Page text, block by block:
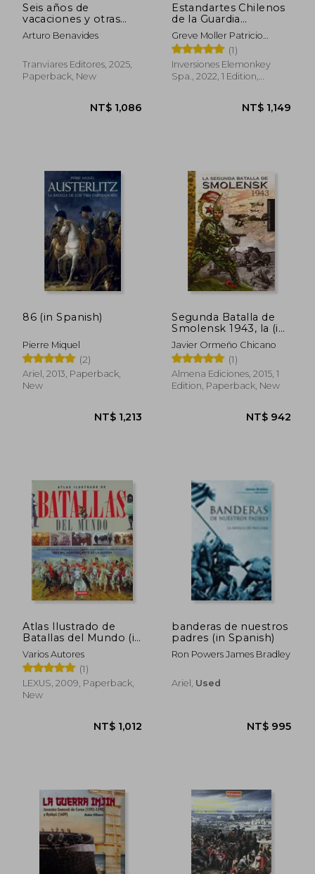
Seis años de
vacaciones y otras
obras de Arturo
Benavides (in
Arturo Benavides
Tranviares Editores, 2025,
Paperback, New
Estandartes Chilenos
de la Guardia
Nacional. Guerra del
Pacífico 1879-1884.
FULL COLOR. (in
Spanish)
Greve Moller Patricio
Roberto
(1)
Inversiones Elemonkey
Spa., 2022, 1 Edition,
86 (in Spanish)
Pierre Miquel
(2)
Ariel, 2013, Paperback,
New
NT$ 1,213
Segunda Batalla de
Smolensk 1943, la (in
Spanish)
Javier Ormeño Chicano
(1)
Almena Ediciones, 2015, 1
Edition, Paperback, New
Atlas Ilustrado de
Batallas del Mundo (in
Spanish)
Varios Autores
(1)
LEXUS, 2009, Paperback,
New
banderas de nuestros
padres (in Spanish)
Ron Powers James Bradley
Ariel, Used